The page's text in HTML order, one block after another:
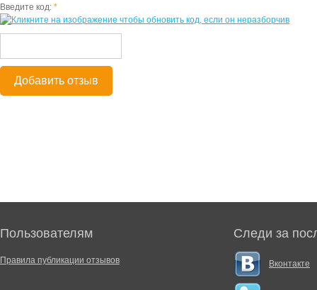
Введите код: *
Добавить отзыв
Пользователям
Правила публикации отзывов
Следи за
Вконтакте